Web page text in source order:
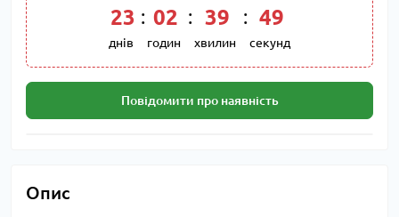
23
днів
: 02
годин
: 39
хвилин
: 49
секунд
Повідомити про наявність
Опис